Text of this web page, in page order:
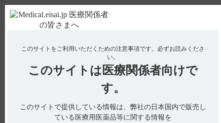
使用期限検索 Drug Information
No : 18679
【タンボコール・錠・細粒】 飲み忘れた場合の
対応について教えてください。
【タンボコール・錠・細粒】
このサイトをご利用いただくための注意事項です。 必ずお読みくださ
い。
このサイトは 医療関係者向けで
す。
このサイトで提供している情報は、弊社の日本国内で販売し
ている医療用医薬品等に関する情報を